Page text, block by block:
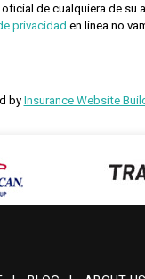
de cualquiera de
privacidad en línea no
by Insurance Website